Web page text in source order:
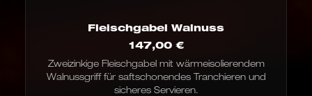
Fleischgabel Walnuss
147,00 €
Zweizinkige Fleischgabel mit wärmeisolierendem
Walnussgriff für saftschonendes Tranchieren und
sicheres Servieren.